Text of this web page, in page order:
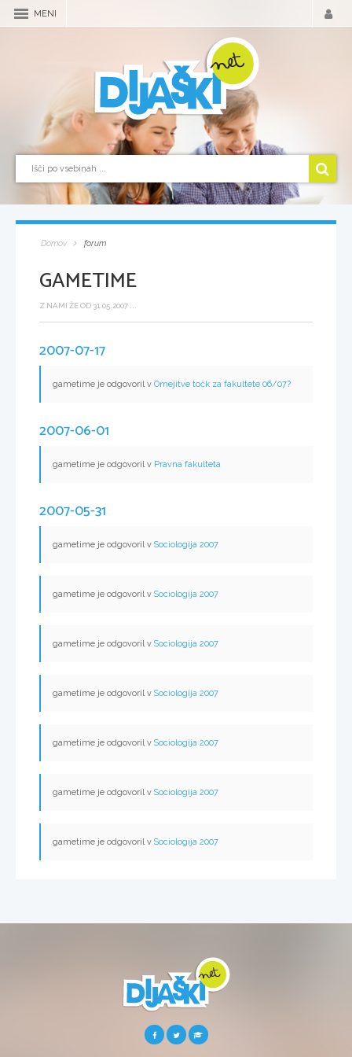
MENI
Domov forum
GAMETIME
Z NAMI ŽE OD 31.05.2007 ...
2007-07-17
gametime je odgovoril v Omejitve točk za fakultete 06/07?
2007-06-01
gametime je odgovoril v Pravna fakulteta
2007-05-31
gametime je odgovoril v Sociologija 2007
gametime je odgovoril v Sociologija 2007
gametime je odgovoril v Sociologija 2007
gametime je odgovoril v Sociologija 2007
gametime je odgovoril v Sociologija 2007
gametime je odgovoril v Sociologija 2007
gametime je odgovoril v Sociologija 2007